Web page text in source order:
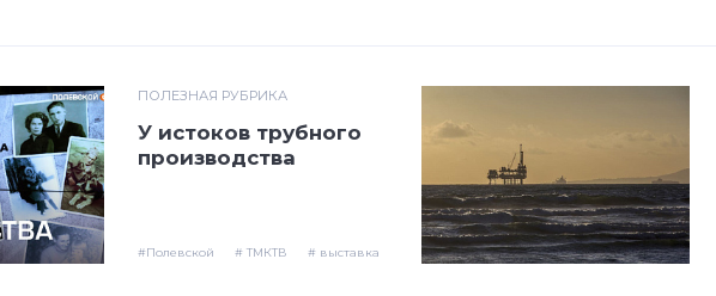
ПОЛЕЗНАЯ РУБРИКА
У истоков трубного
производства
#Полевской # ТМКТВ # выставка